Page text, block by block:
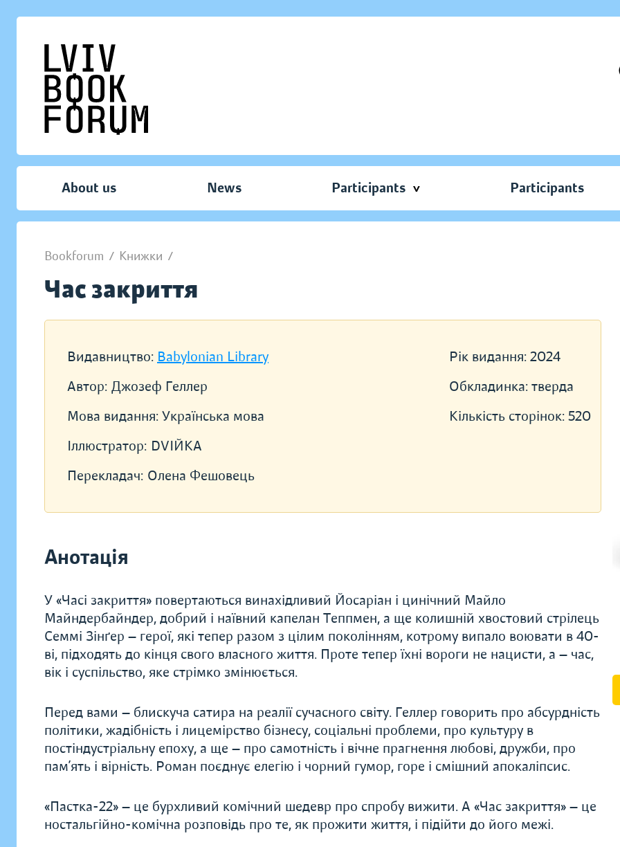
About us News Participants Participants
Bookforum / Книжки /
Час закриття
Видавництво: Babylonian Library
Автор: Джозеф Геллер
Мова видання: Українська мова
Іллюстратор: DVIЙKA
Перекладач: Олена Фешовець
Рік видання: 2024
Обкладинка: тверда
Кількість сторінок: 520
Анотація
У «Часі закриття» повертаються винахідливий Йосаріан і цинічний Майло
Майндербайндер, добрий і наївний капелан Теппмен, а ще колишній хвостовий стрілець
Семмі Зінґер — герої, які тепер разом з цілим поколінням, котрому випало воювати в 40-
ві, підходять до кінця свого власного життя. Проте тепер їхні вороги не нацисти, а — час,
вік і суспільство, яке стрімко змінюється.
Перед вами — блискуча сатира на реалії сучасного світу. Геллер говорить про абсурдність
політики, жадібність і лицемірство бізнесу, соціальні проблеми, про культуру в
постіндустріальну епоху, а ще — про самотність і вічне прагнення любові, дружби, про
пам’ять і вірність. Роман поєднує елегію і чорний гумор, горе і смішний апокаліпсис.
«Пастка-22» — це бурхливий комічний шедевр про спробу вижити. А «Час закриття» — це
ностальгійно-комічна розповідь про те, як прожити життя, і підійти до його межі.